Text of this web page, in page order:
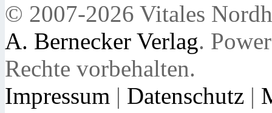
© 2007-2026 Vitales
A. Bernecker Verlag.
Rechte vorbehalten.
Impressum | Datenschutz |